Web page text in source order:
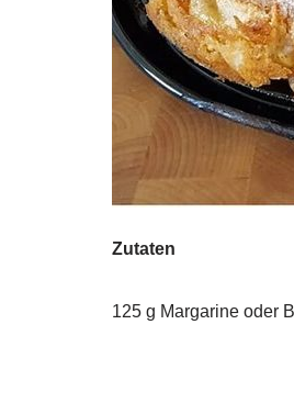
Zutaten
125 g Margarine oder